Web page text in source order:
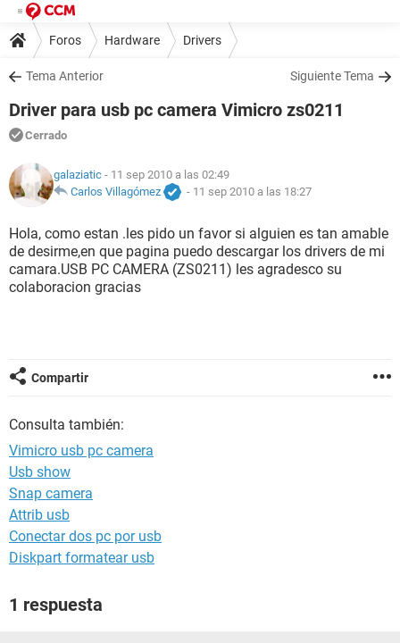
Foros Hardware Drivers
Tema Anterior Siguiente Tema
Driver para usb pc camera Vimicro zs0211
Cerrado
galaziatic - 11 sep 2010 a las 02:49
Carlos Villagómez
- 11 sep 2010 a las 18:27
Hola, como estan .les pido un favor si alguien es tan amable
de desirme,en que pagina puedo descargar los drivers de mi
camara.USB PC CAMERA (ZS0211) les agradesco su
colaboracion gracias
Compartir
Consulta también:
Vimicro usb pc camera
Usb show
Snap camera
Attrib usb
Conectar dos pc por usb
Diskpart formatear usb
1 respuesta